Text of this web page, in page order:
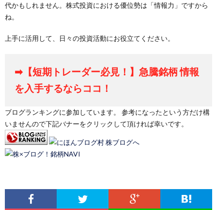
代かもしれません。株式投資における優位勢は「情報力」ですから
ね。
上手に活用して、日々の投資活動にお役立てください。
➡【短期トレーダー必見！】急騰銘柄 情報
を入手するならココ！
ブログランキングに参加しています。 参考になったという方だけ構
いませんので下記バナーをクリックして頂ければ幸いです。